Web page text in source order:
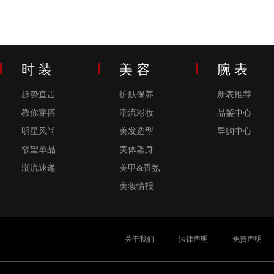
时 装
趋势直击
教你穿搭
明星风尚
欲望单品
潮流速递
美 容
护肤保养
潮流彩妆
美发造型
美体塑身
美甲&香氛
美妆情报
腕 表
新表推荐
品鉴中心
导购中心
关于我们 - 法律声明 - 免责声明